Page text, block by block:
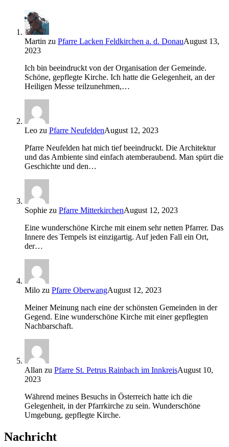
Martin zu Pfarre Lacken Feldkirchen a. d. DonauAugust 13,
2023
Ich bin beeindruckt von der Organisation der Gemeinde.
Schöne, gepflegte Kirche. Ich hatte die Gelegenheit, an der
Heiligen Messe teilzunehmen,…
Leo zu Pfarre NeufeldenAugust 12, 2023
Pfarre Neufelden hat mich tief beeindruckt. Die Architektur
und das Ambiente sind einfach atemberaubend. Man spürt die
Geschichte und den…
Sophie zu Pfarre MitterkirchenAugust 12, 2023
Eine wunderschöne Kirche mit einem sehr netten Pfarrer. Das
Innere des Tempels ist einzigartig. Auf jeden Fall ein Ort,
der…
Milo zu Pfarre OberwangAugust 12, 2023
Meiner Meinung nach eine der schönsten Gemeinden in der
Gegend. Eine wunderschöne Kirche mit einer gepflegten
Nachbarschaft.
Allan zu Pfarre St. Petrus Rainbach im InnkreisAugust 10,
2023
Während meines Besuchs in Österreich hatte ich die
Gelegenheit, in der Pfarrkirche zu sein. Wunderschöne
Umgebung, gepflegte Kirche.
Nachricht